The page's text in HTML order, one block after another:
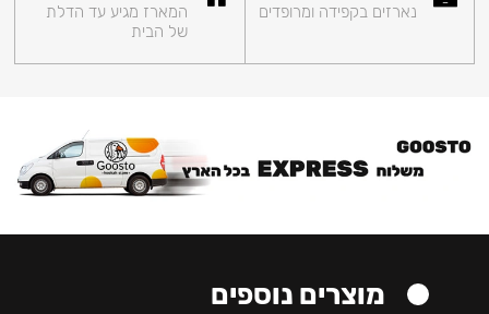
נארזים בקפידה ומרופדים
המארז מגיע עד הדלת
של הבית
מוצרים נוספים